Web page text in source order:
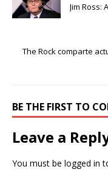
Jim Ross:
The Rock comparte
BE THE FIRST TO
Leave a
You must be logged in